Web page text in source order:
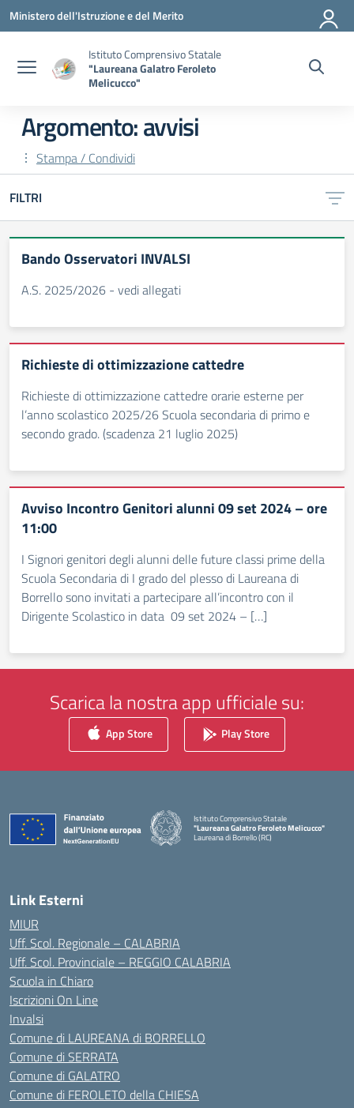
Vai ai contenuti
Vai al menu di navigazione
Vai al footer
Ministero dell'Istruzione e del Merito
Istituto Comprensivo Statale
"Laureana Galatro Feroleto
Melicucco"
Argomento: avvisi
Stampa / Condividi
FILTRI
Bando Osservatori INVALSI
A.S. 2025/2026 - vedi allegati
Richieste di ottimizzazione cattedre
Richieste di ottimizzazione cattedre orarie esterne per
l’anno scolastico 2025/26 Scuola secondaria di primo e
secondo grado. (scadenza 21 luglio 2025)
Avviso Incontro Genitori alunni 09 set 2024 – ore
11:00
I Signori genitori degli alunni delle future classi prime della
Scuola Secondaria di I grado del plesso di Laureana di
Borrello sono invitati a partecipare all’incontro con il
Dirigente Scolastico in data 09 set 2024 – […]
Scarica la nostra app ufficiale su:
App Store Play Store
Istituto Comprensivo Statale
"Laureana Galatro Feroleto Melicucco"
Laureana di Borrello (RC)
Link Esterni
MIUR
Uff. Scol. Regionale – CALABRIA
Uff. Scol. Provinciale – REGGIO CALABRIA
Scuola in Chiaro
Iscrizioni On Line
Invalsi
Comune di LAUREANA di BORRELLO
Comune di SERRATA
Comune di GALATRO
Comune di FEROLETO della CHIESA